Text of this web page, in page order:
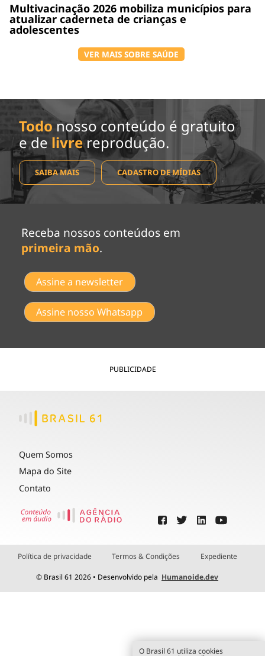
Multivacinação 2026 mobiliza municípios para
atualizar caderneta de crianças e
adolescentes
VER MAIS SOBRE SAÚDE
Todo nosso conteúdo é gratuito
e de livrereprodução.
SAIBA MAIS CADASTRO DE MÍDIAS
Receba nossos conteúdos em
primeira mão.
Assine a newsletter
Assine nosso Whatsapp
PUBLICIDADE
Quem Somos
Mapa do Site
Contato
Política de privacidade Termos & Condições Expediente
© Brasil 61 2026 • Desenvolvido pela Humanoide.dev
O Brasil 61 utiliza cookies